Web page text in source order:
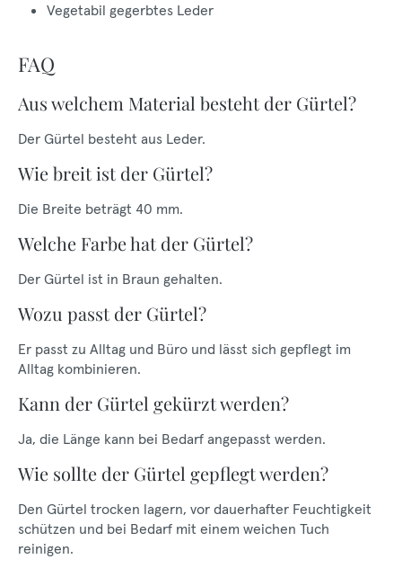
Vegetabil gegerbtes Leder
FAQ
Aus welchem Material besteht der Gürtel?
Der Gürtel besteht aus Leder.
Wie breit ist der Gürtel?
Die Breite beträgt 40 mm.
Welche Farbe hat der Gürtel?
Der Gürtel ist in Braun gehalten.
Wozu passt der Gürtel?
Er passt zu Alltag und Büro und lässt sich gepflegt im
Alltag kombinieren.
Kann der Gürtel gekürzt werden?
Ja, die Länge kann bei Bedarf angepasst werden.
Wie sollte der Gürtel gepflegt werden?
Den Gürtel trocken lagern, vor dauerhafter Feuchtigkeit
schützen und bei Bedarf mit einem weichen Tuch
reinigen.